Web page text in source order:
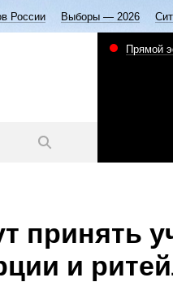
России Выборы — 2026
Прямой
принять
и